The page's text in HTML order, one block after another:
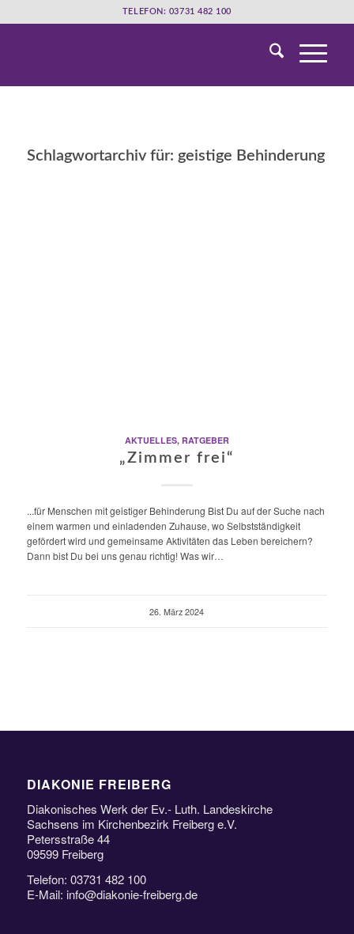
TELEFON: 03731 482 100
Schlagwortarchiv für: geistige Behinderung
AKTUELLES, RATGEBER
„Zimmer frei“
...für Menschen mit geistiger Behinderung Bist Du auf der Suche nach
einem warmen und einladenden Zuhause, wo Selbstständigkeit
gefördert wird und gemeinsame Aktivitäten das Leben bereichern?
Dann bist Du bei uns genau richtig! Was wir…
26. März 2024
DIAKONIE FREIBERG
Diakonisches Werk der Ev.- Luth. Landeskirche
Sachsens im Kirchenbezirk Freiberg e.V.
Petersstraße 44
09599 Freiberg
Telefon: 03731 482 100
E-Mail: info@diakonie-freiberg.de